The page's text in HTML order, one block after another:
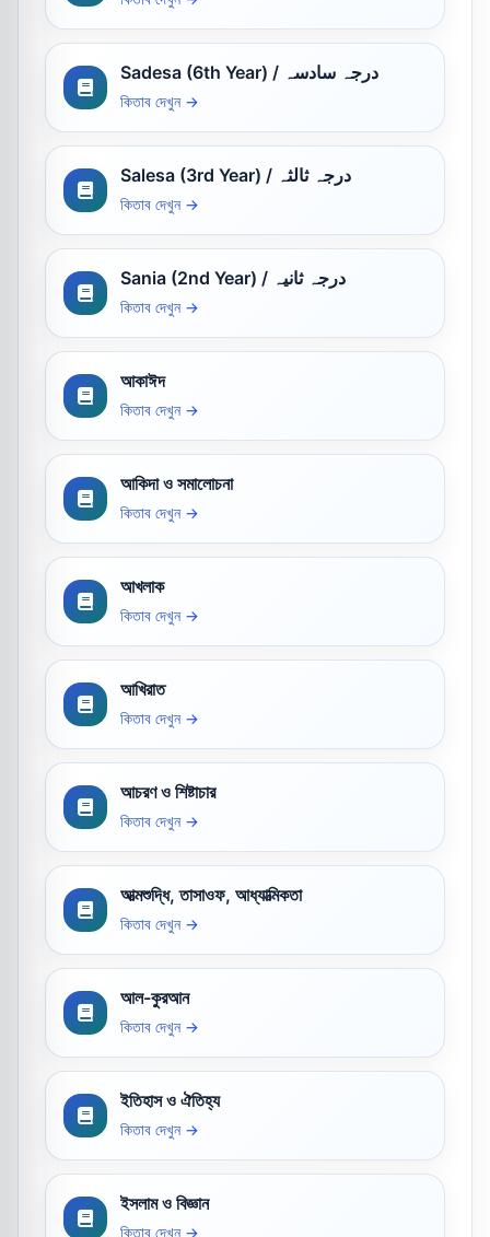
Sadesa (6th Year) / درجہ سادسہ
কিতাব দেখুন →
Salesa (3rd Year) / درجہ ثالثہ
কিতাব দেখুন →
Sania (2nd Year) / درجہ ثانیہ
কিতাব দেখুন →
আকাঈদ
কিতাব দেখুন →
আকিদা ও সমালোচনা
কিতাব দেখুন →
আখলাক
কিতাব দেখুন →
আখিরাত
কিতাব দেখুন →
আচরণ ও শিষ্টাচার
কিতাব দেখুন →
আত্মশুদ্ধি, তাসাওফ, আধ্যাত্মিকতা
কিতাব দেখুন →
আল-কুরআন
কিতাব দেখুন →
ইতিহাস ও ঐতিহ্য
কিতাব দেখুন →
ইসলাম ও বিজ্ঞান
কিতাব দেখুন →